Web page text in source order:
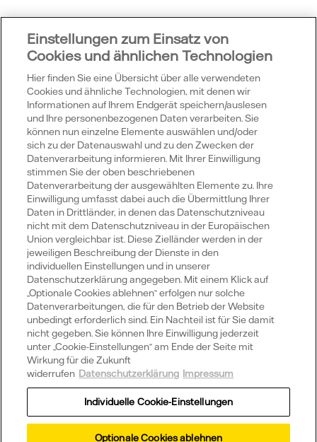
Vattenfall
Publikationen
Portale
Social Media
Youtube Xing LinkedIn X
Datenschutz
Einstellungen zum Einsatz von
Cookies und ähnlichen Technologien
Hier finden Sie eine Übersicht über alle verwendeten
Cookies und ähnliche Technologien, mit denen wir
Informationen auf Ihrem Endgerät speichern/auslesen
und Ihre personenbezogenen Daten verarbeiten. Sie
können nun einzelne Elemente auswählen und/oder
sich zu der Datenauswahl und zu den Zwecken der
Datenverarbeitung informieren. Mit Ihrer Einwilligung
stimmen Sie der oben beschriebenen
Datenverarbeitung der ausgewählten Elemente zu. Ihre
Einwilligung umfasst dabei auch die Übermittlung Ihrer
Daten in Drittländer, in denen das Datenschutzniveau
nicht mit dem Datenschutzniveau in der Europäischen
Union vergleichbar ist. Diese Zielländer werden in der
jeweiligen Beschreibung der Dienste in den
individuellen Einstellungen und in unserer
Datenschutzerklärung angegeben. Mit einem Klick auf
„Optionale Cookies ablehnen“ erfolgen nur solche
Datenverarbeitungen, die für den Betrieb der Website
unbedingt erforderlich sind. Ein Nachteil ist für Sie damit
nicht gegeben. Sie können Ihre Einwilligung jederzeit
unter „Cookie-Einstellungen“ am Ende der Seite mit
Wirkung für die Zukunft
widerrufen Datenschutzerklärung Impressum
Individuelle Cookie-Einstellungen
Optionale Cookies ablehnen